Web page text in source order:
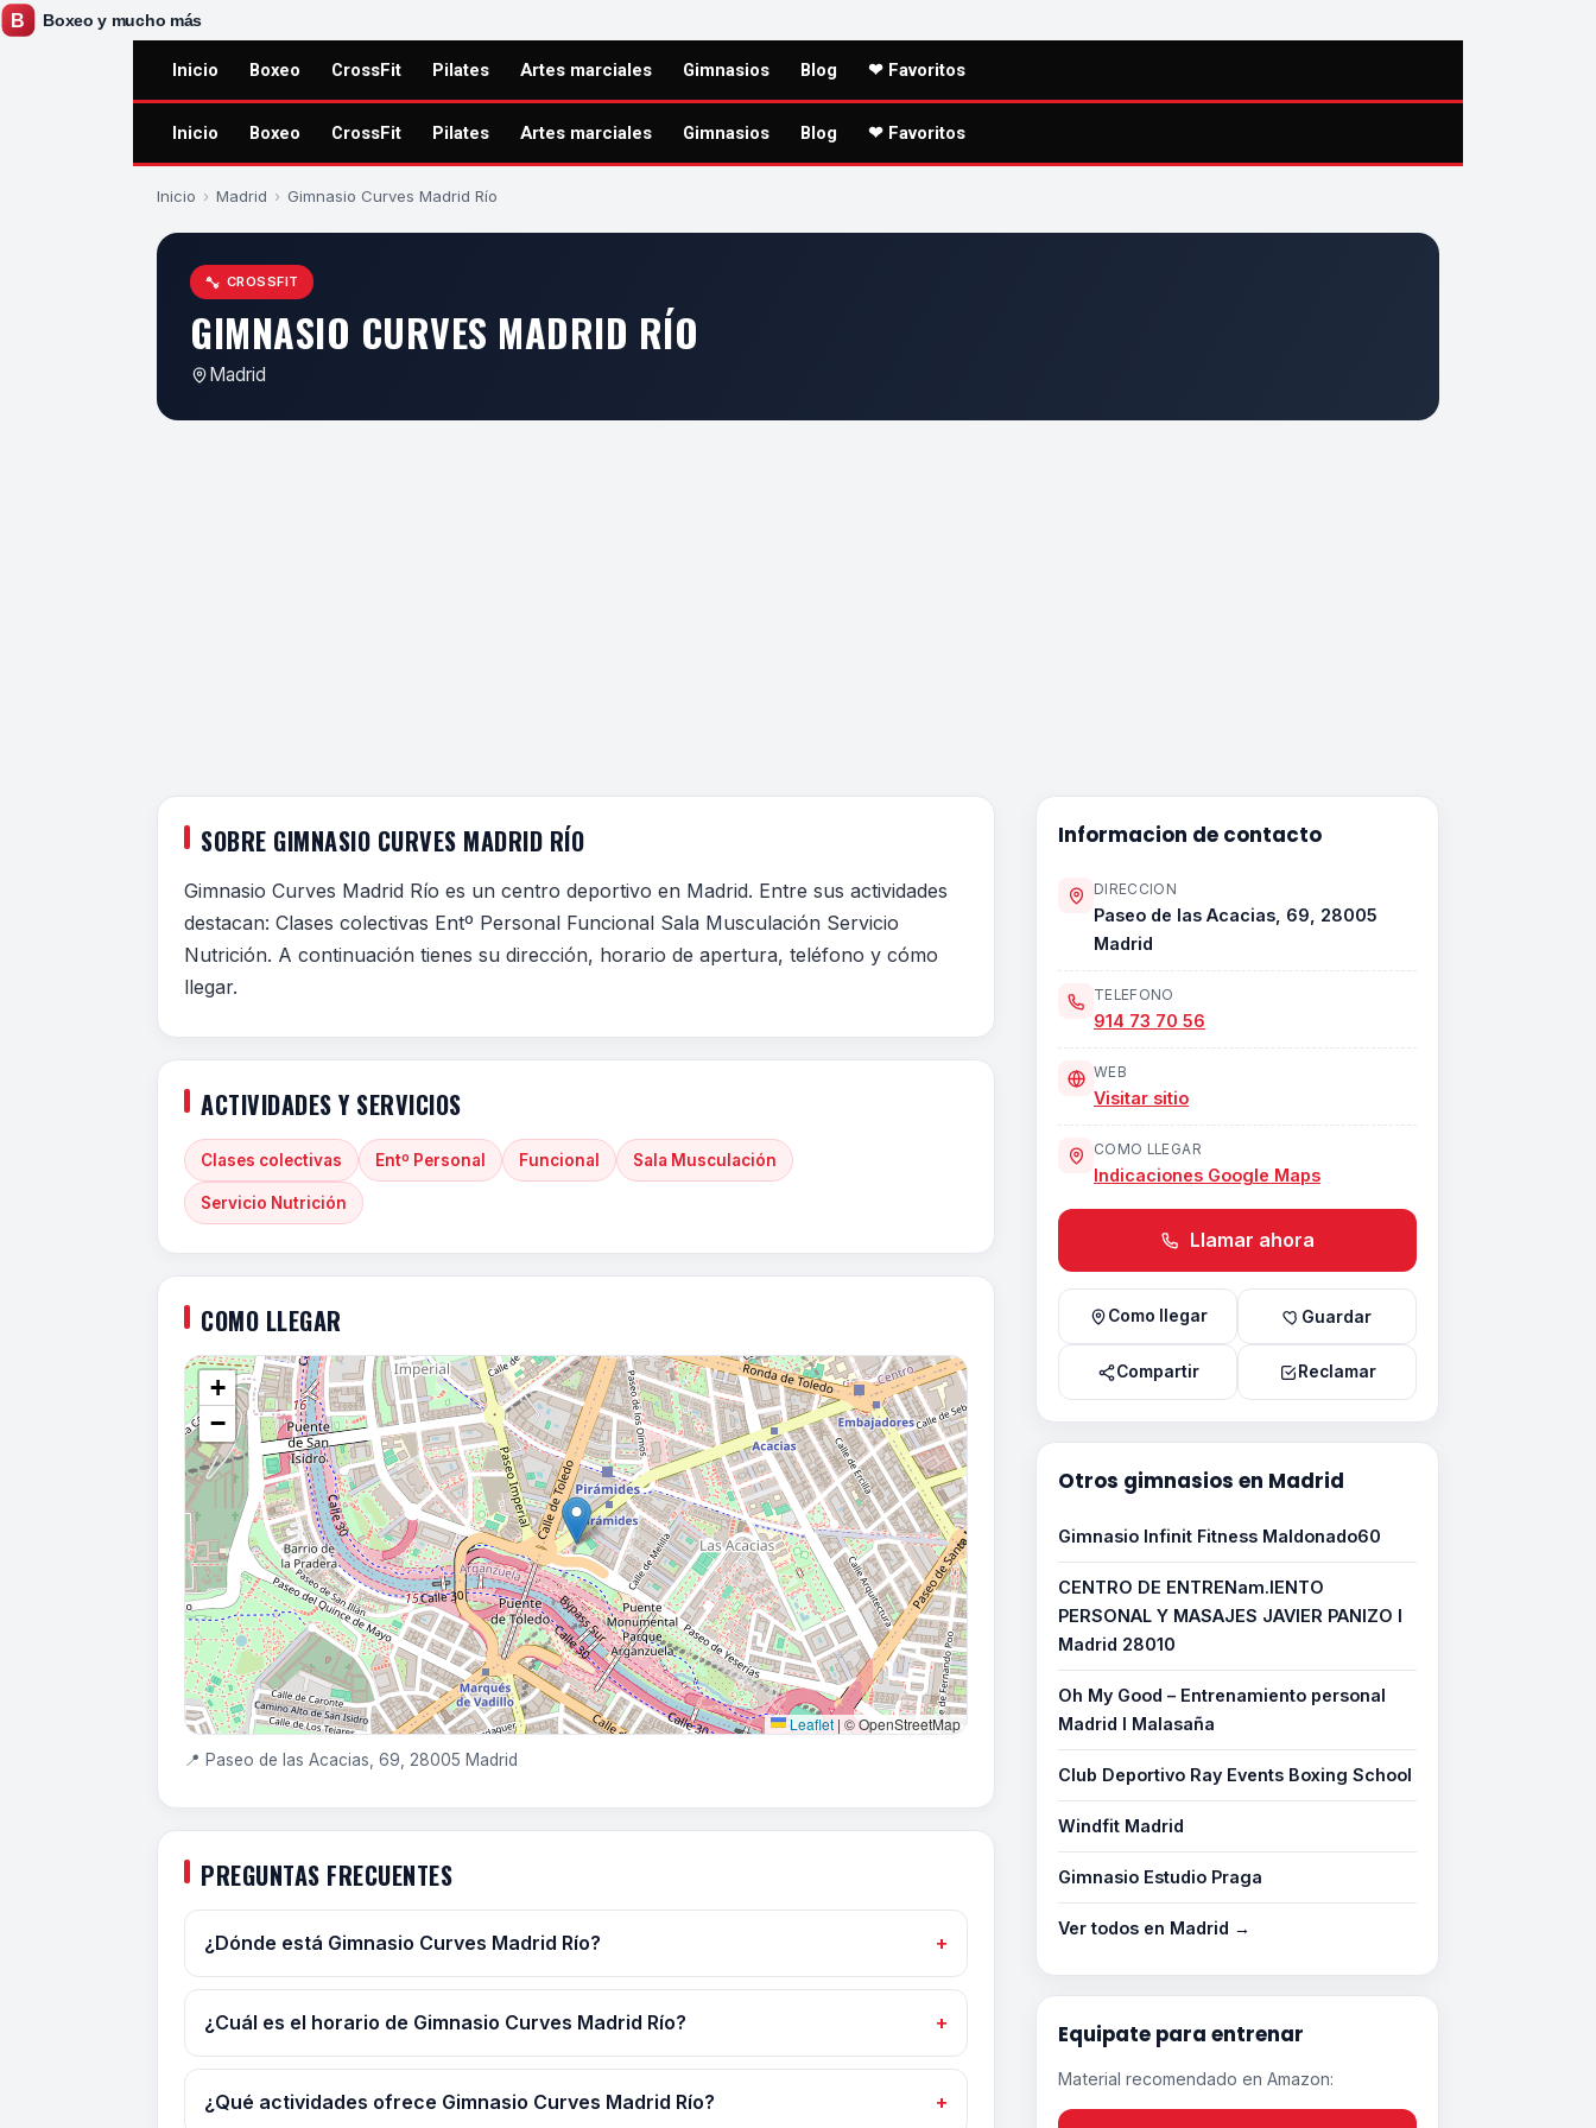
Inicio Boxeo CrossFit Pilates Artes marciales Gimnasios Blog ❤ Favoritos
Inicio Boxeo CrossFit Pilates Artes marciales Gimnasios Blog ❤ Favoritos
Inicio › Madrid › Gimnasio Curves Madrid Río
CROSSFIT
GIMNASIO CURVES MADRID RÍO
Madrid
SOBRE GIMNASIO CURVES MADRID RÍO
Gimnasio Curves Madrid Río es un centro deportivo en Madrid. Entre sus actividades
destacan: Clases colectivas Entº Personal Funcional Sala Musculación Servicio
Nutrición. A continuación tienes su dirección, horario de apertura, teléfono y cómo
llegar.
ACTIVIDADES Y SERVICIOS
Clases colectivas Entº Personal Funcional Sala Musculación
Servicio Nutrición
COMO LLEGAR
+
−
Leaflet | © OpenStreetMap
📍 Paseo de las Acacias, 69, 28005 Madrid
PREGUNTAS FRECUENTES
¿Dónde está Gimnasio Curves Madrid Río?
¿Cuál es el horario de Gimnasio Curves Madrid Río?
¿Qué actividades ofrece Gimnasio Curves Madrid Río?
Informacion de contacto
DIRECCION
Paseo de las Acacias, 69, 28005
Madrid
TELEFONO
914 73 70 56
WEB
Visitar sitio
COMO LLEGAR
Indicaciones Google Maps
Llamar ahora
Como llegar Guardar
Compartir Reclamar
Otros gimnasios en Madrid
Gimnasio Infinit Fitness Maldonado60
CENTRO DE ENTRENam.IENTO
PERSONAL Y MASAJES JAVIER PANIZO I
Madrid 28010
Oh My Good – Entrenamiento personal
Madrid I Malasaña
Club Deportivo Ray Events Boxing School
Windfit Madrid
Gimnasio Estudio Praga
Ver todos en Madrid →
Equipate para entrenar
Material recomendado en Amazon: